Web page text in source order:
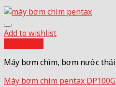
Add to wishlist
Máy bơm chìm, bơm nước thải
Máy bơm chìm pentax DP100G